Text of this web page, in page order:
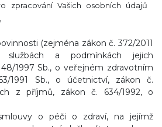
zpracování Vašich osobních údajů
(zejména zákon č. 372/2011
a podmínkách jejich
1997 Sb., o veřejném zdravotním
1991 Sb., o účetnictví, zákon č.
z příjmů, zákon č. 634/1992, o
o péči o zdraví, na jejímž